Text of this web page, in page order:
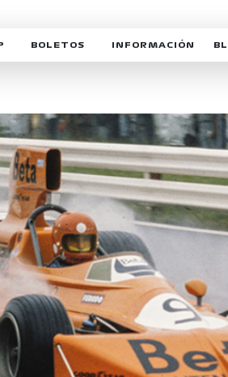
NOSOTROS
BOLETOS INFORMACIÓN
DERECHO DE
REFORESTEMOS
MOTORSPORT
VOLUNTARIOS
EXPOSICIÓN
CAMPEONATO
PATROCINADORES
LEGALES